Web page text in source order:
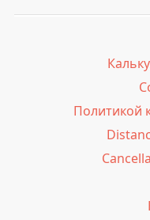
Политикой